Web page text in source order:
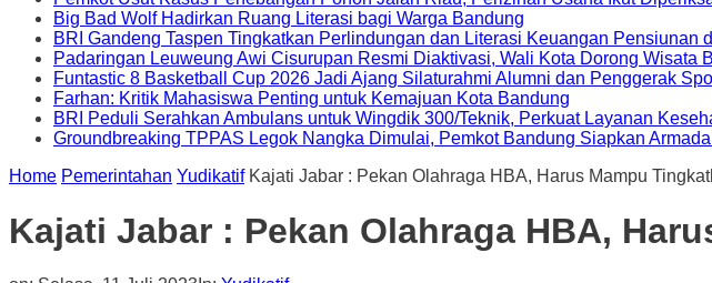
Big Bad Wolf Hadirkan Ruang Literasi bagi Warga Bandung
BRI Gandeng Taspen Tingkatkan Perlindungan dan Literasi Keuangan Pensiunan
Padaringan Leuweung Awi Cisurupan Resmi Diaktivasi, Wali Kota Dorong Wisata
Funtastic 8 Basketball Cup 2026 Jadi Ajang Silaturahmi Alumni dan Penggerak
Farhan: Kritik Mahasiswa Penting untuk Kemajuan Kota Bandung
BRI Peduli Serahkan Ambulans untuk Wingdik 300/Teknik, Perkuat Layanan
Groundbreaking TPPAS Legok Nangka Dimulai, Pemkot Bandung Siapkan
Home Pemerintahan Yudikatif Kajati Jabar : Pekan Olahraga HBA, Harus Mampu
Kajati Jabar : Pekan Olahraga HBA,